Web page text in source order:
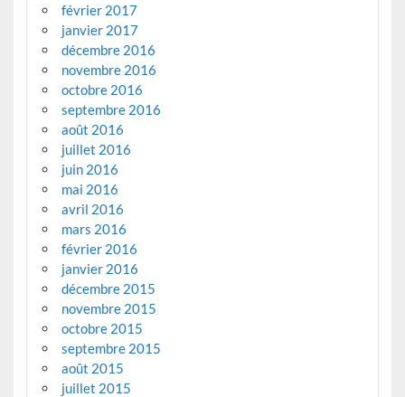
février 2017
janvier 2017
décembre 2016
novembre 2016
octobre 2016
septembre 2016
août 2016
juillet 2016
juin 2016
mai 2016
avril 2016
mars 2016
février 2016
janvier 2016
décembre 2015
novembre 2015
octobre 2015
septembre 2015
août 2015
juillet 2015